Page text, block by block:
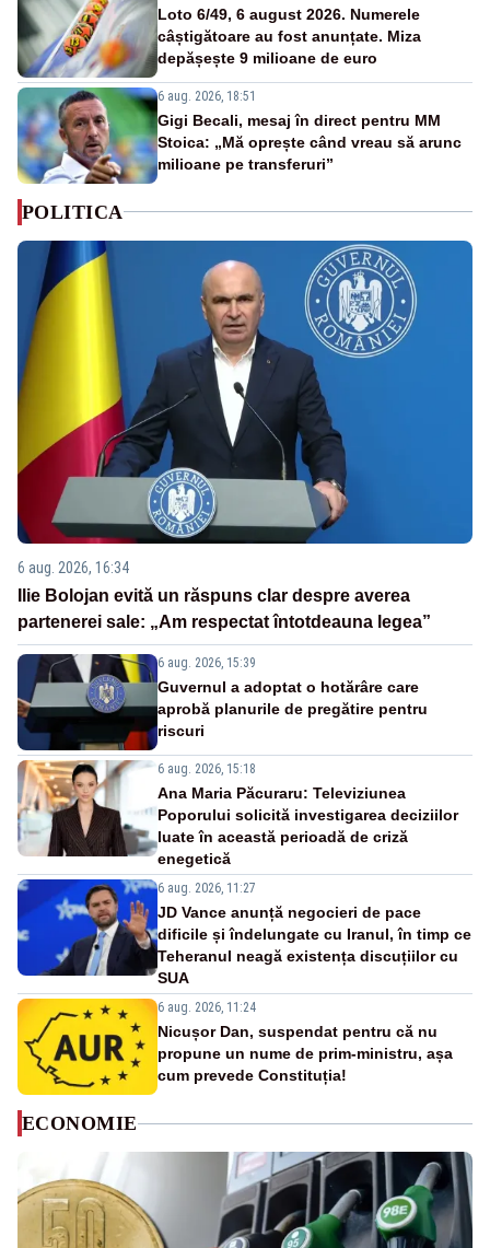
Loto 6/49, 6 august 2026. Numerele
câștigătoare au fost anunțate. Miza
depășește 9 milioane de euro
6 aug. 2026, 18:51
Gigi Becali, mesaj în direct pentru MM
Stoica: „Mă oprește când vreau să arunc
milioane pe transferuri”
POLITICA
6 aug. 2026, 16:34
Ilie Bolojan evită un răspuns clar despre averea
partenerei sale: „Am respectat întotdeauna legea”
6 aug. 2026, 15:39
Guvernul a adoptat o hotărâre care
aprobă planurile de pregătire pentru
riscuri
6 aug. 2026, 15:18
Ana Maria Păcuraru: Televiziunea
Poporului solicită investigarea deciziilor
luate în această perioadă de criză
enegetică
6 aug. 2026, 11:27
JD Vance anunță negocieri de pace
dificile și îndelungate cu Iranul, în timp ce
Teheranul neagă existența discuțiilor cu
SUA
6 aug. 2026, 11:24
Nicușor Dan, suspendat pentru că nu
propune un nume de prim-ministru, așa
cum prevede Constituția!
ECONOMIE